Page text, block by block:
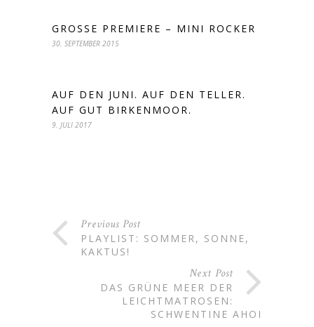
GROSSE PREMIERE – MINI ROCKER
30. SEPTEMBER 2015
AUF DEN JUNI. AUF DEN TELLER.
AUF GUT BIRKENMOOR.
9. JULI 2017
Previous Post
PLAYLIST: SOMMER, SONNE,
KAKTUS!
Next Post
DAS GRÜNE MEER DER
LEICHTMATROSEN:
SCHWENTINE AHOI